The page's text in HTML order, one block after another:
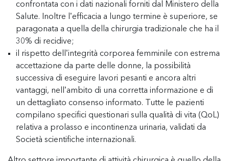
confrontata con i dati nazionali forniti dal Ministero della
Salute. Inoltre l’efficacia a lungo termine è superiore, se
paragonata a quella della chirurgia tradizionale che ha il
30% di recidive;
il rispetto dell’integrità corporea femminile con estrema
accettazione da parte delle donne, la possibilità
successiva di eseguire lavori pesanti e ancora altri
vantaggi, nell’ambito di una corretta informazione e di
un dettagliato consenso informato. Tutte le pazienti
compilano specifici questionari sulla qualità di vita (QoL)
relativa a prolasso e incontinenza urinaria, validati da
Società scientifiche internazionali.